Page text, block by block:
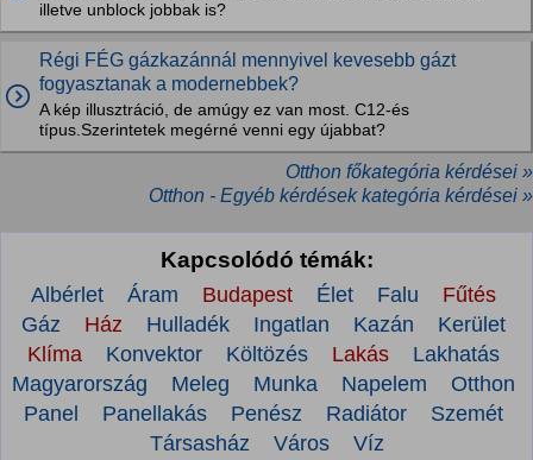
illetve unblock jobbak is?
Régi FÉG gázkazánnál mennyivel kevesebb gázt
fogyasztanak a modernebbek?
A kép illusztráció, de amúgy ez van most. C12-és
típus.Szerintetek megérné venni egy újabbat?
Otthon főkategória kérdései »
Otthon - Egyéb kérdések kategória kérdései »
Kapcsolódó témák:
Albérlet Áram Budapest Élet Falu
Fűtés
Gáz
Ház Hulladék Ingatlan Kazán
Kerület
Klíma
Konvektor Költözés Lakás
Lakhatás
Magyarország
Meleg Munka Napelem
Otthon
Panel
Panellakás Penész Radiátor
Szemét
Társasház
Város Víz